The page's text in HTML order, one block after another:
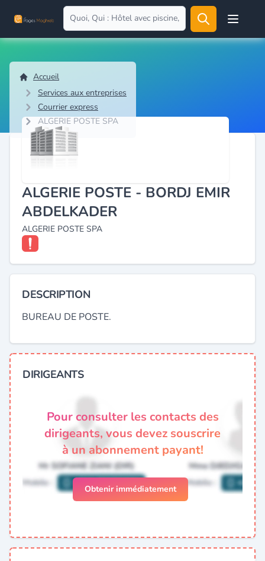
Open
Accueil
Services aux entreprises
Courrier express
ALGERIE POSTE SPA
ALGERIE POSTE - BORDJ EMIR
ABDELKADER
ALGERIE POSTE SPA
DESCRIPTION
BUREAU DE POSTE.
DIRIGEANTS
Pour consulter les contacts des
dirigeants, vous devez souscrire
à un abonnement payant!
Obtenir immédiatement